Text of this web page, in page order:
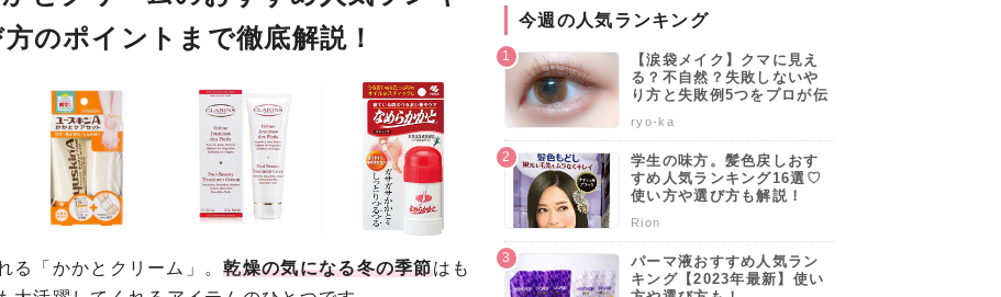
のポイントまで徹底解説！
る「かかとクリーム」。乾燥の気になる冬の季節はも
今週の人気ランキング
【涙袋メイク】クマに見え
る？不自然？失敗しないや
り方と失敗例5つをプロが伝
ryo-ka
学生の味方。髪色戻しおす
すめ人気ランキング16選♡
使い方や選び方も解説！
Rion
パーマ液おすすめ人気ラン
キング【2023年最新】使い